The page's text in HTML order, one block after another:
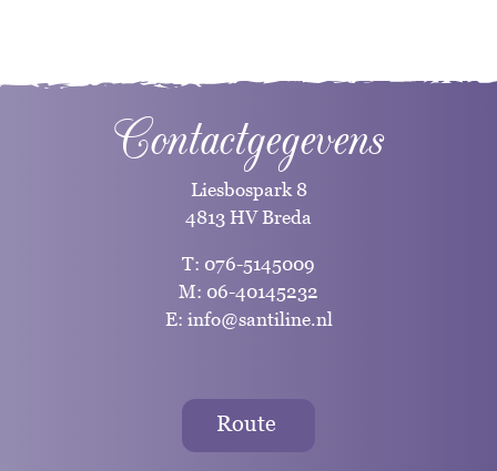
Contactgegevens
Liesbospark 8
4813 HV Breda
T: 076-5145009
M: 06-40145232
E: info@santiline.nl
Route